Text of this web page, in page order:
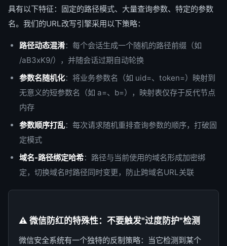
具有以下特征：固定的路径模式、大量查询参数、特定的参数
名。我们的URL改写引擎采用以下策略：
路径动态混淆：每个会话生成一个随机的路径前缀（如
/aB3xK9/），并随会话过期自动轮换
参数名随机化：将业务参数名（如 uid=、token=）映射到
无意义的短参数名（如 a=、b=），映射表仅存于反代节点
内存
参数顺序打乱：每次请求随机重排查询参数的顺序，打破固
定模式
域名-路径绑定哈希：路径与当前使用的域名形成加密绑
定，切换域名时路径同时变更，防止跨域名URL关联
⚠️ 微信防红的特殊性：不要触发"过度防护"检测
微信安全系统有一个独特的反制策略：当它检测到某个